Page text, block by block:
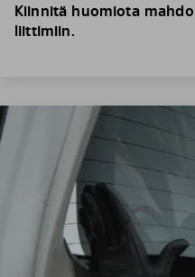
Kiinnitä huomiota
liittimiin.